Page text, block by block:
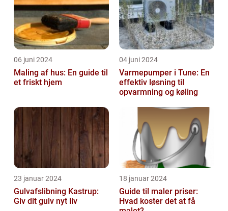
06 juni 2024
Maling af hus: En guide til
et friskt hjem
04 juni 2024
Varmepumper i Tune: En
effektiv løsning til
opvarmning og køling
23 januar 2024
Gulvafslibning Kastrup:
Giv dit gulv nyt liv
18 januar 2024
Guide til maler priser:
Hvad koster det at få